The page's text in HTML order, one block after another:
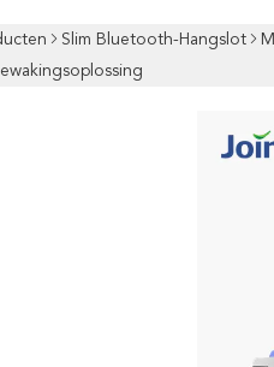
Slim Bluetooth-Hangslot